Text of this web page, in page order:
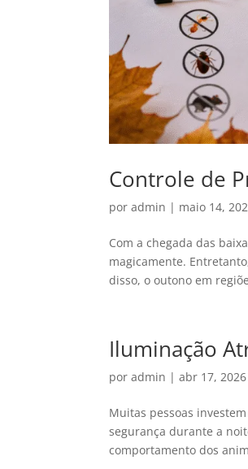
Controle de
poradmin | maio 14,
Com a chegada das
magicamente.
disso, o outono em
Iluminação
poradmin |abr 17, 2026
Muitas pessoas
segurança durante a
comportamento dos